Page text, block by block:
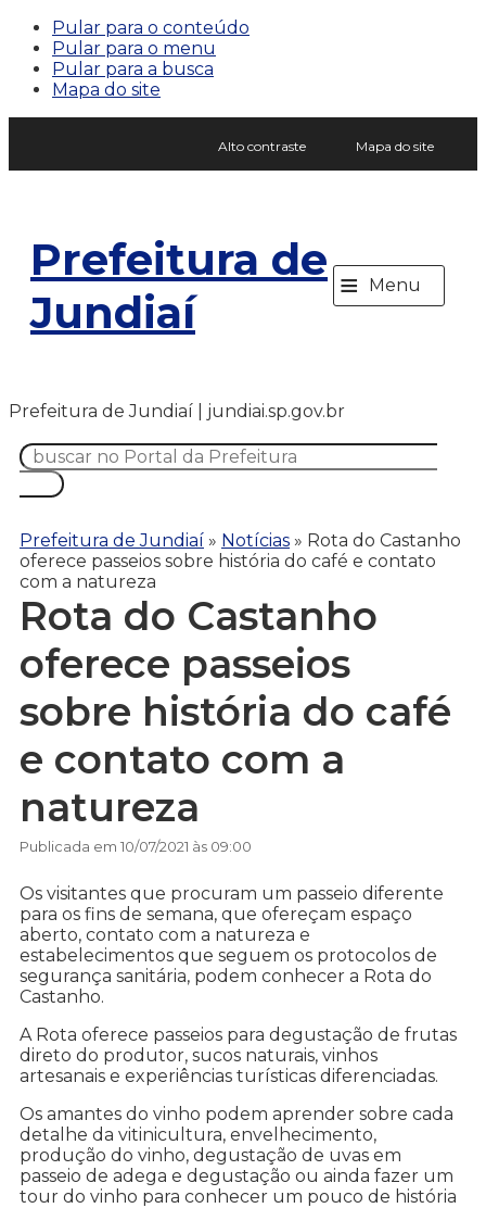
Pular para o conteúdo
Pular para o menu
Pular para a busca
Mapa do site
Alto contraste Mapa do site
Prefeitura de
Jundiaí
≡ Menu
Prefeitura de Jundiaí | jundiai.sp.gov.br
Prefeitura de Jundiaí » Notícias » Rota do Castanho
oferece passeios sobre história do café e contato
com a natureza
Rota do Castanho
oferece passeios
sobre história do café
e contato com a
natureza
Publicada em 10/07/2021 às 09:00
Os visitantes que procuram um passeio diferente
para os fins de semana, que ofereçam espaço
aberto, contato com a natureza e
estabelecimentos que seguem os protocolos de
segurança sanitária, podem conhecer a Rota do
Castanho.
A Rota oferece passeios para degustação de frutas
direto do produtor, sucos naturais, vinhos
artesanais e experiências turísticas diferenciadas.
Os amantes do vinho podem aprender sobre cada
detalhe da vitinicultura, envelhecimento,
produção do vinho, degustação de uvas em
passeio de adega e degustação ou ainda fazer um
tour do vinho para conhecer um pouco de história